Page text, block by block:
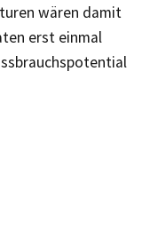
wären damit
erst einmal